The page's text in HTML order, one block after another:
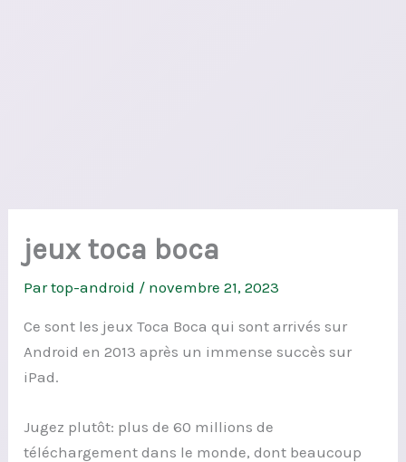
jeux toca boca
Partop-android / novembre 21, 2023
Ce sont les jeux Toca Boca qui sont arrivés sur
Android en 2013 après un immense succès sur
iPad.
Jugez plutôt: plus de 60 millions de
téléchargement dans le monde, dont beaucoup